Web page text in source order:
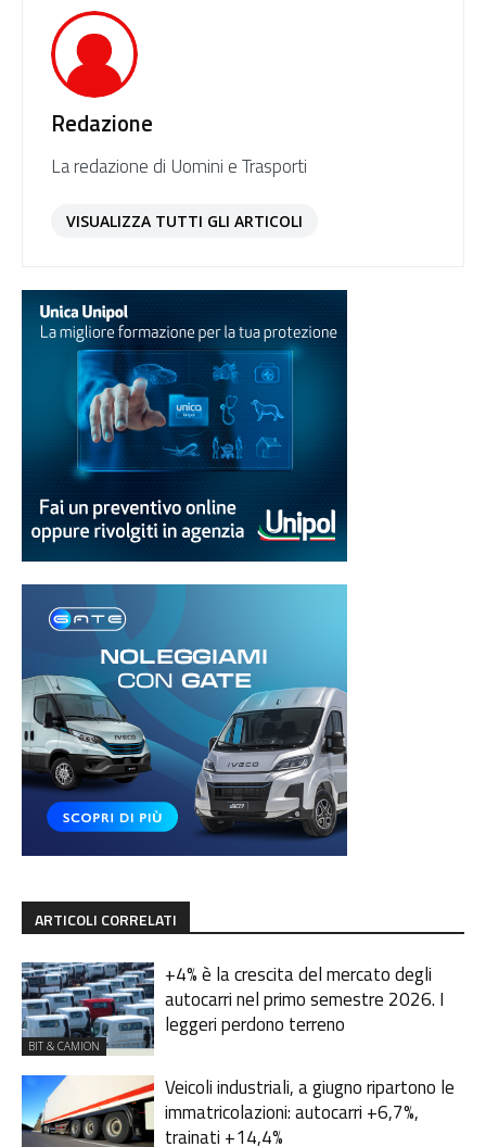
Redazione
La redazione di Uomini e Trasporti
VISUALIZZA TUTTI GLI ARTICOLI
ARTICOLI CORRELATI
BIT & CAMION
+4% è la crescita del mercato degli
autocarri nel primo semestre 2026. I
leggeri perdono terreno
Veicoli industriali, a giugno ripartono le
immatricolazioni: autocarri +6,7%,
trainati +14,4%